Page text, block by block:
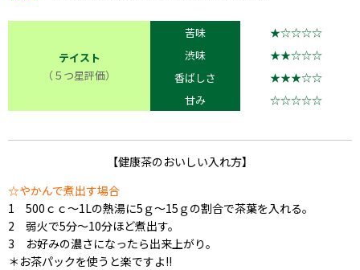
テイスト
（５つ星評価）
苦味
★☆☆☆☆
渋味
★★☆☆☆
香ばしさ
★★★☆☆
甘み
☆☆☆☆☆
【健康茶のおいしい入れ方】
☆やかんで煮出す場合
1 500ｃｃ〜1Lの熱湯に5ｇ〜15ｇの割合で茶葉を入れる。
2 弱火で5分〜10分ほど煮出す。
3 お好みの濃さになったら出来上がり。
＊お茶パックを使うと楽ですよ!!